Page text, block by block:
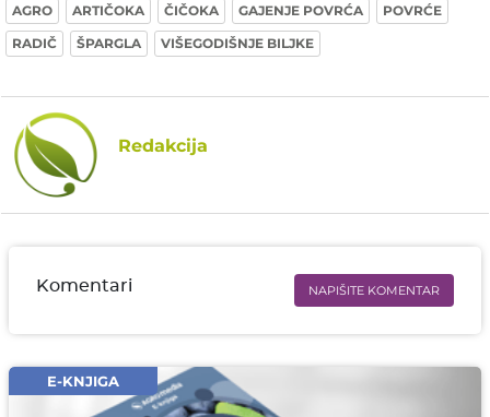
AGRO ARTIČOKA ČIČOKA GAJENJE POVRĆA
POVRĆE
RADIČ
ŠPARGLA VIŠEGODIŠNJE BILJKE
Redakcija
Komentari NAPIŠITE KOMENTAR
Email* obavezno
E-KNJIGA